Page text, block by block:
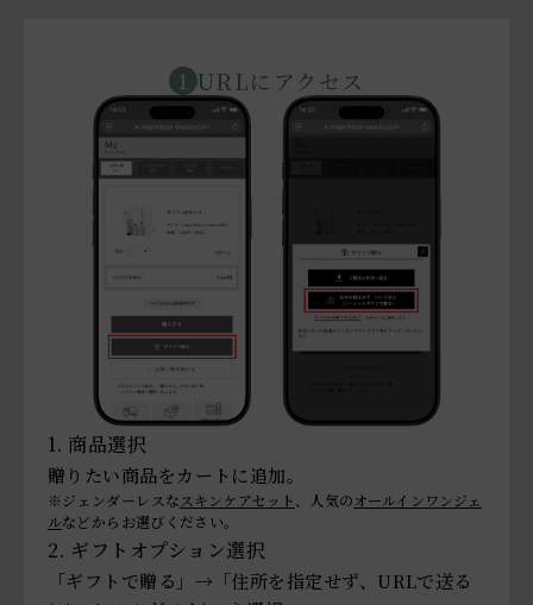
1 URLにアクセス
1. 商品選択
贈りたい商品をカートに追加。
※ジェンダーレスな スキンケアセット、人気のオールインワンジェ
ルなどからお選びください。
2. ギフトオプション選択
「ギフトで贈る」→「住所を指定せず、URLで送る